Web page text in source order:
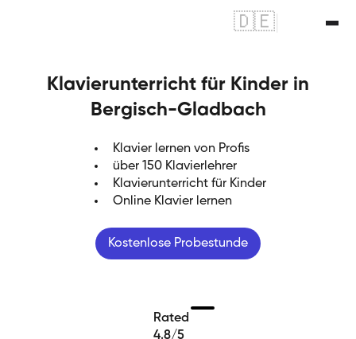
🇩🇪
Klavierunterricht für Kinder in
Bergisch-Gladbach
Klavier lernen von Profis
über 150 Klavierlehrer
Klavierunterricht für Kinder
Online Klavier lernen
Kostenlose Probestunde
Rated
4.8/5